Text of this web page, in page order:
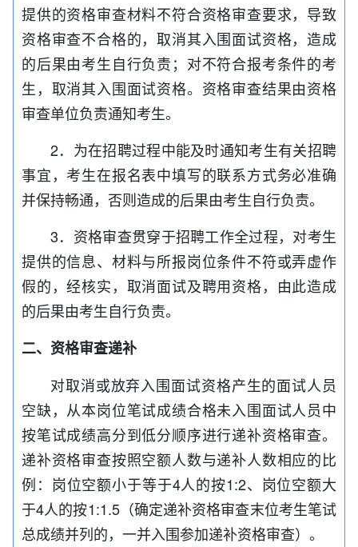
提供的资格审查材料不符合资格审查要求，导致
资格审查不合格的，取消其入围面试资格，造成
的后果由考生自行负责；对不符合报考条件的考
生，取消其入围面试资格。资格审查结果由资格
审查单位负责通知考生。
2．为在招聘过程中能及时通知考生有关招聘
事宜，考生在报名表中填写的联系方式务必准确
并保持畅通，否则造成的后果由考生自行负责。
3．资格审查贯穿于招聘工作全过程，对考生
提供的信息、材料与所报岗位条件不符或弄虚作
假的，经核实，取消面试及聘用资格，由此造成
的后果由考生自行负责。
二、资格审查递补
对取消或放弃入围面试资格产生的面试人员
空缺，从本岗位笔试成绩合格未入围面试人员中
按笔试成绩高分到低分顺序进行递补资格审查。
递补资格审查按照空额人数与递补人数相应的比
例：岗位空额小于等于4人的按1:2、岗位空额大
于4人的按1:1.5（确定递补资格审查末位考生笔试
总成绩并列的，一并入围参加递补资格审查）。